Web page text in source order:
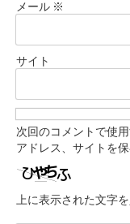
メール ※
サイト
次回のコメントで使
アドレス、サイトを保
上に表示された文字